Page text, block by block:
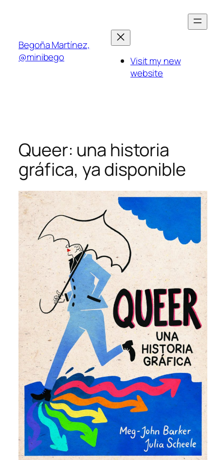
Begoña Martínez,
@minibego
Visit my new
website
Queer: una historia
gráfica, ya disponible